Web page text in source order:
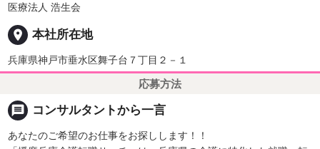
医療法人 浩生会
place 本社所在地
兵庫県神戸市垂水区舞子台７丁目２－１
応募方法
message コンサルタントから一言
あなたのご希望のお仕事をお探しします！！